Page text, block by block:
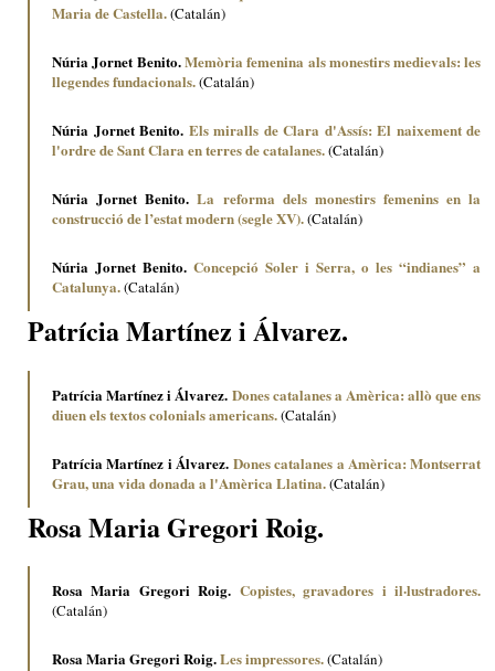
Maria de Castella.(Catalán)
Núria Jornet Benito.Memòria femenina als monestirs medievals: les
llegendes fundacionals.(Catalán)
Núria Jornet Benito. Els miralls de Clara d'Assís: El naixement de
l'ordre de Sant Clara en terres de catalanes.(Catalán)
Núria Jornet Benito.La reforma dels monestirs femenins en la
construcció de l’estat modern (segle XV).(Catalán)
Núria Jornet Benito.Concepció Soler i Serra, o les “indianes” a
Catalunya.(Catalán)
Patrícia Martínez i Álvarez.
Patrícia Martínez i Álvarez. Dones catalanes a Amèrica: allò que ens
diuen els textos colonials americans.(Catalán)
Patrícia Martínez i Álvarez. Dones catalanes a Amèrica: Montserrat
Grau, una vida donada a l'Amèrica Llatina.(Catalán)
Rosa Maria Gregori Roig.
Rosa Maria Gregori Roig. Copistes, gravadores i il·lustradores.
(Catalán)
Rosa Maria Gregori Roig.Les impressores.(Catalán)